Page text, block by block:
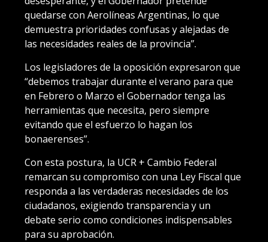
quedarse con Aerolíneas Argentinas, lo que
demuestra prioridades confusas y alejadas de
las necesidades reales de la provincia”.
Los legisladores de la oposición expresaron que
“debemos trabajar durante el verano para que
en Febrero o Marzo el Gobernador tenga las
herramientas que necesita, pero siempre
evitando que el esfuerzo lo hagan los
bonaerenses”.
Con esta postura, la UCR + Cambio Federal
remarcan su compromiso con una Ley Fiscal que
responda a las verdaderas necesidades de los
ciudadanos, exigiendo transparencia y un
debate serio como condiciones indispensables
para su aprobación.